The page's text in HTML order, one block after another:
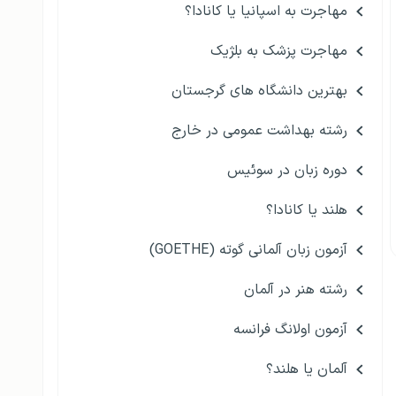
مهاجرت به اسپانیا یا کانادا؟
مهاجرت پزشک به بلژیک
بهترین دانشگاه های گرجستان
رشته بهداشت عمومی در خارج
دوره زبان در سوئیس
هلند یا کانادا؟
آزمون زبان آلمانی گوته (GOETHE)
رشته هنر در آلمان
آزمون اولانگ فرانسه
آلمان یا هلند؟